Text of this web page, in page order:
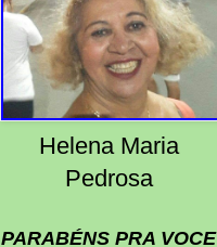
Helena Maria
Pedrosa
PARABÉNS PRA VOCE